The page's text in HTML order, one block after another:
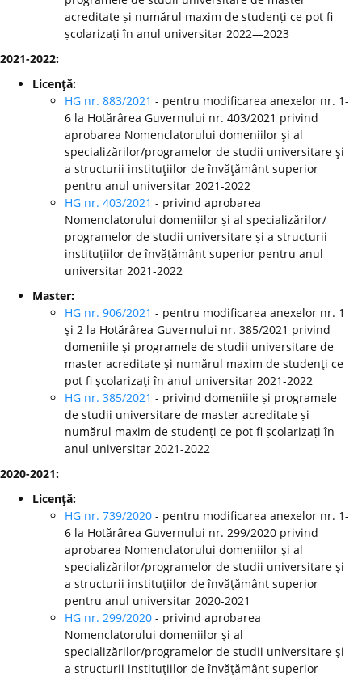
acreditate și numărul maxim de studenți ce pot fi
școlarizați în anul universitar 2022—2023
2021-2022:
Licenţă:
HG nr. 883/2021 - pentru modificarea anexelor nr. 1-
6 la Hotărârea Guvernului nr. 403/2021 privind
aprobarea Nomenclatorului domeniilor şi al
specializărilor/programelor de studii universitare şi
a structurii instituţiilor de învăţământ superior
pentru anul universitar 2021-2022
HG nr. 403/2021 - privind aprobarea
Nomenclatorului domeniilor și al specializărilor/
programelor de studii universitare și a structurii
instituțiilor de învățământ superior pentru anul
universitar 2021-2022
Master:
HG nr. 906/2021 - pentru modificarea anexelor nr. 1
şi 2 la Hotărârea Guvernului nr. 385/2021 privind
domeniile şi programele de studii universitare de
master acreditate şi numărul maxim de studenţi ce
pot fi şcolarizaţi în anul universitar 2021-2022
HG nr. 385/2021 - privind domeniile și programele
de studii universitare de master acreditate și
numărul maxim de studenți ce pot fi școlarizați în
anul universitar 2021-2022
2020-2021:
Licenţă:
HG nr. 739/2020 - pentru modificarea anexelor nr. 1-
6 la Hotărârea Guvernului nr. 299/2020 privind
aprobarea Nomenclatorului domeniilor şi al
specializărilor/programelor de studii universitare şi
a structurii instituţiilor de învăţământ superior
pentru anul universitar 2020-2021
HG nr. 299/2020 - privind aprobarea
Nomenclatorului domeniilor şi al
specializărilor/programelor de studii universitare şi
a structurii instituţiilor de învăţământ superior